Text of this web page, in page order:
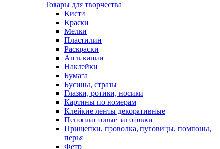
Товары для творчества
Кисти
Краски
Мелки
Пластилин
Раскраски
Апликации
Наклейки
Бумага
Бусины, стразы
Глазки, ротики, носики
Картины по номерам
Клейкие ленты декоративные
Пенопластовые заготовки
Прищепки, проволка, пуговицы, помпоны,
перья
Фетр